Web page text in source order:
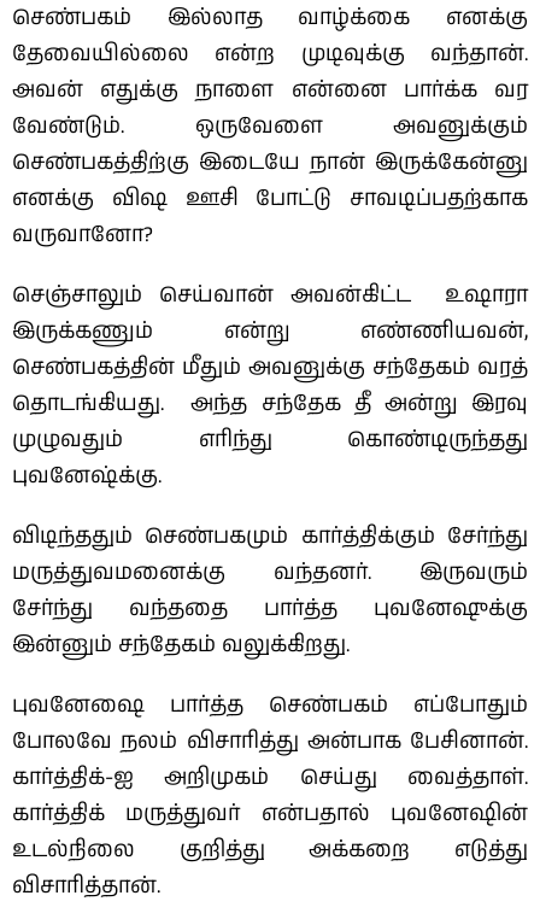
செண்பகம் இல்லாத வாழ்க்கை எனக்கு
தேவையில்லை என்ற முடிவுக்கு வந்தான்.
அவன் எதுக்கு நாளை என்னை பார்க்க வர
வேண்டும். ஒருவேளை அவனுக்கும்
செண்பகத்திற்கு இடையே நான் இருக்கேன்னு
எனக்கு விஷ ஊசி போட்டு சாவடிப்பதற்காக
வருவானோ?
செஞ்சாலும் செய்வான் அவன்கிட்ட உஷாரா
இருக்கணும் என்று எண்ணியவன்,
செண்பகத்தின் மீதும் அவனுக்கு சந்தேகம் வரத்
தொடங்கியது.
அந்த சந்தேக தீ அன்று இரவு
முழுவதும் எரிந்து கொண்டிருந்தது
புவனேஷ்க்கு.
விடிந்ததும் செண்பகமும் கார்த்திக்கும் சேர்ந்து
மருத்துவமனைக்கு வந்தனர். இருவரும்
சேர்ந்து வந்ததை பார்த்த புவனேஷுக்கு
இன்னும் சந்தேகம் வலுக்கிறது.
புவனேஷை பார்த்த செண்பகம் எப்போதும்
போலவே நலம் விசாரித்து அன்பாக பேசினான்.
கார்த்திக்-ஐ அறிமுகம் செய்து வைத்தாள்.
கார்த்திக் மருத்துவர் என்பதால் புவனேஷின்
உடல்நிலை குறித்து அக்கறை எடுத்து
விசாரித்தான்.